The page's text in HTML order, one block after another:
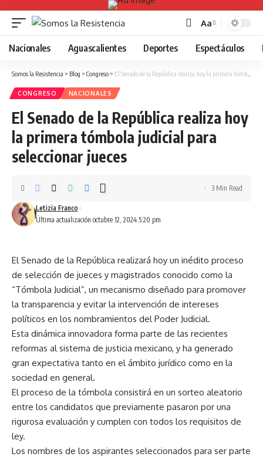
Font
Resizer
Aa
Nacionales Aguascalientes Deportes Espectáculos
Somos la Resistencia > Blog > Congreso > El Senado de la República realiza hoy la primera tómbola judicial para seleccionar jueces
CONGRESO NACIONALES
El Senado de la República realiza hoy
la primera tómbola judicial para
seleccionar jueces
Última actualización octubre 12, 2024 5:20 pm
Letizia Franco
3 Min Read
El Senado de la República realizará hoy un inédito proceso
de selección de jueces y magistrados conocido como la
“Tómbola Judicial”, un mecanismo diseñado para promover
la transparencia y evitar la intervención de intereses
políticos en los nombramientos del Poder Judicial.
Esta dinámica innovadora forma parte de las recientes
reformas al sistema de justicia mexicano, y ha generado
gran expectativa tanto en el ámbito jurídico como en la
sociedad en general.
El proceso de la tómbola consistirá en un sorteo aleatorio
entre los candidatos que previamente pasaron por una
rigurosa evaluación y cumplen con todos los requisitos de
ley.
Los nombres de los aspirantes seleccionados para ser parte